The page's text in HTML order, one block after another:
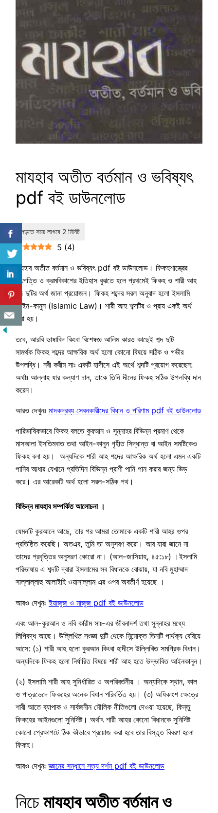
মাযহাব অতীত বর্তমান ও ভবিষ্যৎ
pdf বই ডাউনলোড
5 (4)
মাযহাব অতীত বর্তমান ও ভবিষ্যৎ pdf বই ডাউনলোড। ফিকহশাস্ত্রের
উৎপত্তি ও ক্রমবিকাশের ইতিহাস বুঝতে হলে প্রথমেই ফিকহ ও শারী আহ
শব্দ দুটির অর্থ জানা প্রয়োজন। ফিকহ শব্দের সরল অনুবাদ হলো ইসলামি
আইন-কানুন (Islamic Law)। শারী আহ শব্দটির ও প্রায় একই অর্থ
করা হয়।
তবে, আরবি ভাষাবিদ কিংবা বিশেষজ্ঞ আলিম কারও কাছেই শব্দ দুটি
সামর্থক ফিকহ শব্দের আক্ষরিক অর্থ হলো কোনো বিষয়ে সঠিক ও গভীর
উপলব্ধি। নবী করীম সাঃ একটি হাদীসে এই অর্থে শব্দটি প্রয়োগ করেছেন:
অর্থাঃ আল্লাহ যার কল্যাণ চান, তাকে তিনি দীনের ফিকহ সঠিক উপলব্ধি দান
করেন।
আরও দেখুনঃ মাদকদ্রব্য সেবনকারীদের বিধান ও পরিণাম pdf বই ডাউনলোড
পারিভাষিকভাবে ফিকহ বলতে কুরআন ও সুন্নাহর বিভিন্ন প্রমাণ থেকে
মাসআলা ইসতিমবাত তথা আইন-কানুন গৃহীত সিদ্ধান্ত বা আইন সমষ্টিকেও
ফিকহ বলা হয়। অন্যদিকে শারী আহ শব্দের আক্ষরিক অর্থ হলো এমন একটি
পানির আধার যেখানে প্রতিদিন বিভিন্ন প্রাণী পানি পান করার জন্য ভিড়
করে। এর আরেকটি অর্থ হলো সরল-সঠিক পথ।
বিভিন্ন মাযহাব সম্পর্কিত আলোচনা ।
যেমনটি কুরআনে আছে, তার পর আমরা তোমাকে একটি শারী আহর ওপর
প্রতিষ্ঠিত করেছি। অতএব, তুমি তা অনুসরণ করো। আর যারা জানে না
তাদের প্রবৃত্তির অনুসরণ কোরো না। (আল-জাসিয়াহ, ৪৫:১৮) ।ইসলামি
পরিভাষায় এ শব্দটি দ্বারা ইসলামের সব বিধানকে বোঝায়, যা নবি মুহাম্মাদ
সাল্লাল্লাহু আলাইহি ওয়াসাল্লাম এর ওপর অবতীর্ণ হয়েছে ।
আরও দেখুনঃইয়াজুজ ও মাজুজ pdf বই ডাউনলোড
এবং আল-কুরআন ও নবি কারীম সাঃ-এর জীবনাদর্শ তথা সুন্নাহর মধ্যে
লিপিবদ্ধ আছে। উল্লিখিত সংজ্ঞা দুটি থেকে নিন্মোক্ত তিনটি পার্থক্য বেরিয়ে
আসে: (১) শারী আহ হলো কুরআন কিংবা হাদীসে উল্লিখিত সমগ্রিক বিধান।
অন্যদিকে ফিকহ হলো নির্ধারিত বিষয়ে শারী আহ হতে উদ্ভাবিত আইনকানুন।
(২) ইসলামি শারী আহ সুনির্ধারিত ও অপরিবর্তনীয় । অন্যদিকে স্থান, কাল
ও পাত্রভেদে ফিকহের অনেক বিধান পরিবর্তিত হয়। (৩) অধিকাংশ ক্ষেত্রে
শারী আতে ব্যাপাক ও সার্বজনীন মৌলিক নীতিগুলো দেওয়া হয়েছে, কিন্তু
ফিকহের আইনগুলো সুনির্দিষ্ট। অর্থাৎ শারী আহর কোনো বিধানকে সুনির্দিষ্ট
কোনো প্রেক্ষাপটে ঠিক কীভাবে প্রয়োজ করা হবে তার বিস্তৃত বিবরণ হলো
ফিকহ।
আরও দেখুনঃজ্ঞানের সন্ধানে সত্য দর্শন pdf বই ডাউনলোড
নিচেমাযহাব অতীত বর্তমান ও